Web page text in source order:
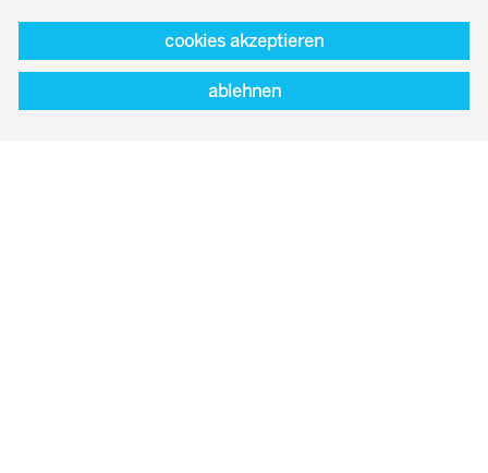
und fördern eine dynamische, fliessende Bewegung
durch den Raum. Dennoch bieten die
geschwungenen Wände Nischen und Rückzugsorte.
Durch lärmabsorbierende Vorhänge lässt sich das
cookies akzeptieren
ablehnen